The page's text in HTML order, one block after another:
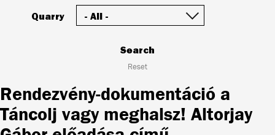
Quarry
Search
Reset
Rendezvény-dokumentáció a
Táncolj vagy meghalsz! Altorjay